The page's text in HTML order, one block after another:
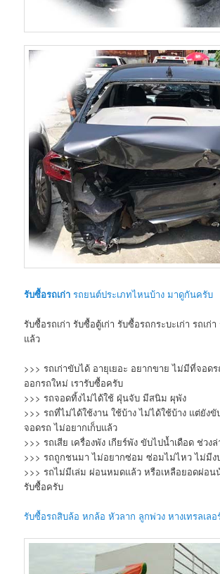
รับซื้อรถเก่า รถยนต์ประเภทไหนบ้าง มาดูกันครับ
รับซื้อรถเก่า รับซื้อตู้เก่า รับซื้อรถกระบะเก่า รถเก่
แล้ว
>>> รถเก่าขับได้ อายุเยอะ อยากขาย ไม่มีที่จอดร
ออกรถใหม่ เรารับซื้อครับ
>>> รถจอดทิ้งไม่ได้ใช้ ฝุ่นจับ มีสนิม ผุพัง
>>> รถที่ไม่ได้ใช้งาน ใช้บ้าง ไม่ได้ใช้บ้าง แต่ยัง
จอดรถ ไม่อยากเก็บแล้ว
>>> รถเสีย เครื่องพัง เกียร์พัง ขับไปน้ำเดือด ช่วง
>>> รถถูกชนมา ไม่อยากซ่อม ซ่อมไม่ไหว ไม่มีง
>>> รถไม่มีเล่ม ผ่อนหมดแล้ว หรือเหลือยอดผ่อน
รับซื้อครับ
รับซื้อรถสิบล้อ หกล้อ หัวลาก ลูกพ่วง หางเทรลเล